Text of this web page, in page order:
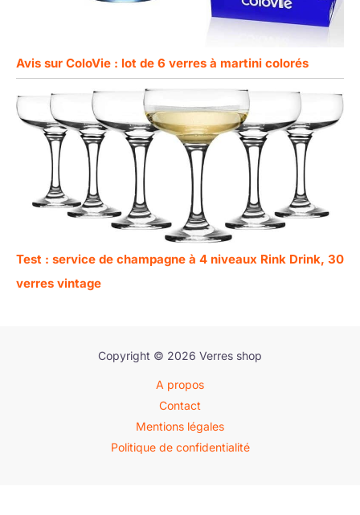
Avis sur ColoVie : lot de 6 verres à martini colorés
Test : service de champagne à 4 niveaux Rink Drink, 30
verres vintage
Copyright © 2026 Verres shop
A propos
Contact
Mentions légales
Politique de confidentialité